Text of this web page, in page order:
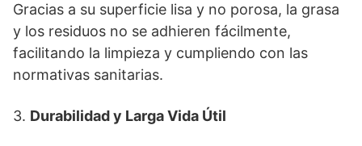
Gracias a su superficie lisa y no porosa, la grasa
y los residuos no se adhieren fácilmente,
facilitando la limpieza y cumpliendo con las
normativas sanitarias.
3. Durabilidad y Larga Vida Útil